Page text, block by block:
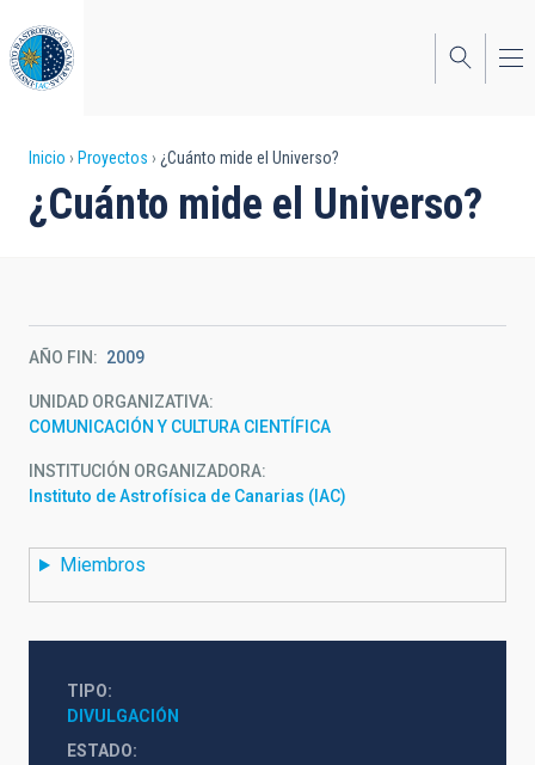
al
contenido
principal
Sobrescribir
enlaces
a
la
navegación
Inicio Proyectos ¿Cuánto mide el Universo?
¿Cuánto mide el Universo?
AÑO FIN 2009
UNIDAD ORGANIZATIVA
COMUNICACIÓN Y CULTURA CIENTÍFICA
INSTITUCIÓN ORGANIZADORA
Instituto de Astrofísica de Canarias (IAC)
Miembros
TIPO
DIVULGACIÓN
ESTADO